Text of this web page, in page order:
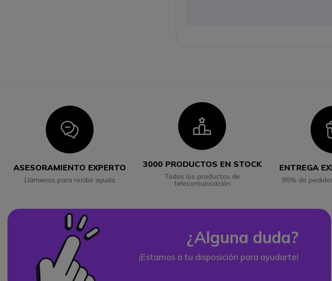
Icon
ASESORAMIENTO EXPERTO
Llámenos para recibir ayuda
Icon
3000 PRODUCTOS EN STOCK
Todos los productos de
telecomunicación
ENTREGA
95% de
¿Alguna duda?
¡Estamos a tu disposición para ayudarte!